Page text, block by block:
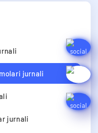
jurnali
jurnali